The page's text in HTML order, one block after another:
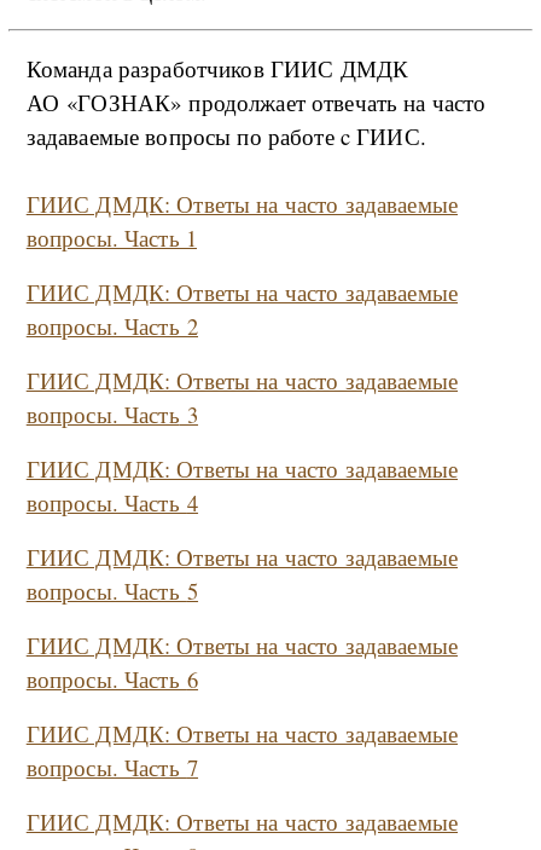
Команда разработчиков ГИИС ДМДК
АО «ГОЗНАК» продолжает отвечать на часто
задаваемые вопросы по работе c ГИИС.
ГИИС ДМДК: Ответы на часто задаваемые
вопросы. Часть 1
ГИИС ДМДК: Ответы на часто задаваемые
вопросы. Часть 2
ГИИС ДМДК: Ответы на часто задаваемые
вопросы. Часть 3
ГИИС ДМДК: Ответы на часто задаваемые
вопросы. Часть 4
ГИИС ДМДК: Ответы на часто задаваемые
вопросы. Часть 5
ГИИС ДМДК: Ответы на часто задаваемые
вопросы. Часть 6
ГИИС ДМДК: Ответы на часто задаваемые
вопросы. Часть 7
ГИИС ДМДК: Ответы на часто задаваемые